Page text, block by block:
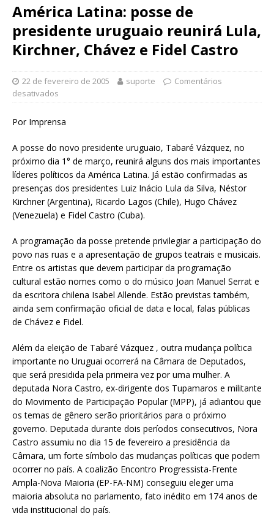
América Latina: posse de
presidente uruguaio reunirá Lula,
Kirchner, Chávez e Fidel Castro
22 de fevereiro de 2005 suporte
Comentários
desativados
Por Imprensa
A posse do novo presidente uruguaio, Tabaré Vázquez, no
próximo dia 1° de março, reunirá alguns dos mais importantes
líderes políticos da América Latina. Já estão confirmadas as
presenças dos presidentes Luiz Inácio Lula da Silva, Néstor
Kirchner (Argentina), Ricardo Lagos (Chile), Hugo Chávez
(Venezuela) e Fidel Castro (Cuba).
A programação da posse pretende privilegiar a participação do
povo nas ruas e a apresentação de grupos teatrais e musicais.
Entre os artistas que devem participar da programação
cultural estão nomes como o do músico Joan Manuel Serrat e
da escritora chilena Isabel Allende. Estão previstas também,
ainda sem confirmação oficial de data e local, falas públicas
de Chávez e Fidel.
Além da eleição de Tabaré Vázquez , outra mudança política
importante no Uruguai ocorrerá na Câmara de Deputados,
que será presidida pela primeira vez por uma mulher. A
deputada Nora Castro, ex-dirigente dos Tupamaros e militante
do Movimento de Participação Popular (MPP), já adiantou que
os temas de gênero serão prioritários para o próximo
governo. Deputada durante dois períodos consecutivos, Nora
Castro assumiu no dia 15 de fevereiro a presidência da
Câmara, um forte símbolo das mudanças políticas que podem
ocorrer no país. A coalizão Encontro Progressista-Frente
Ampla-Nova Maioria (EP-FA-NM) conseguiu eleger uma
maioria absoluta no parlamento, fato inédito em 174 anos de
vida institucional do país.